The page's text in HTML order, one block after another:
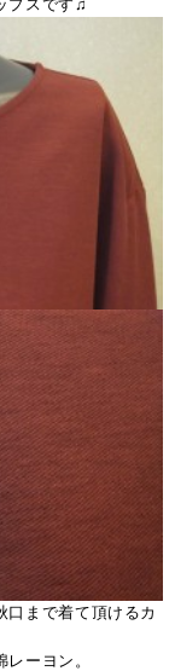
プスです♫
口まで着て頂けるカ
ーヨン。